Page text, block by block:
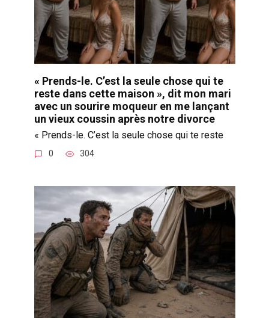
« Prends-le. C’est la seule chose qui te
reste dans cette maison », dit mon mari
avec un sourire moqueur en me lançant
un vieux coussin après notre divorce
« Prends-le. C’est la seule chose qui te reste
0 304